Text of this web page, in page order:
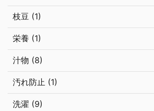
枝豆 (1)
栄養 (1)
汁物 (8)
汚れ防止 (1)
洗濯 (9)